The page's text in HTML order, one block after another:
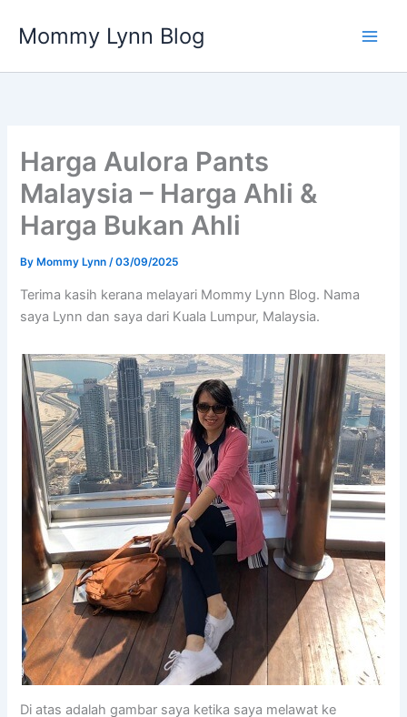
Mommy Lynn Blog
Harga Aulora Pants
Malaysia – Harga Ahli &
Harga Bukan Ahli
By Mommy Lynn/03/09/2025
Terima kasih kerana melayari Mommy Lynn Blog. Nama
saya Lynn dan saya dari Kuala Lumpur, Malaysia.
Di atas adalah gambar saya ketika saya melawat ke